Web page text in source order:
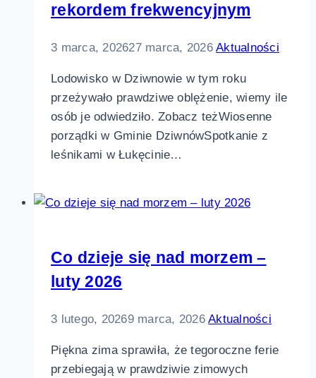
rekordem frekwencyjnym
3 marca, 202627 marca, 2026 Aktualności
Lodowisko w Dziwnowie w tym roku
przeżywało prawdziwe oblężenie, wiemy ile
osób je odwiedziło. Zobacz teżWiosenne
porządki w Gminie DziwnówSpotkanie z
leśnikami w Łukęcinie…
Co dzieje się nad morzem –
luty 2026
3 lutego, 20269 marca, 2026 Aktualności
Piękna zima sprawiła, że tegoroczne ferie
przebiegają w prawdziwie zimowych